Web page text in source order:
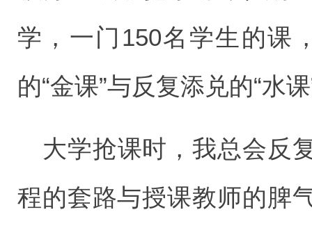
学，一门150名学生的课
的“金课”与反复添兑的“水
大学抢课时，我总会反
程的套路与授课教师的脾